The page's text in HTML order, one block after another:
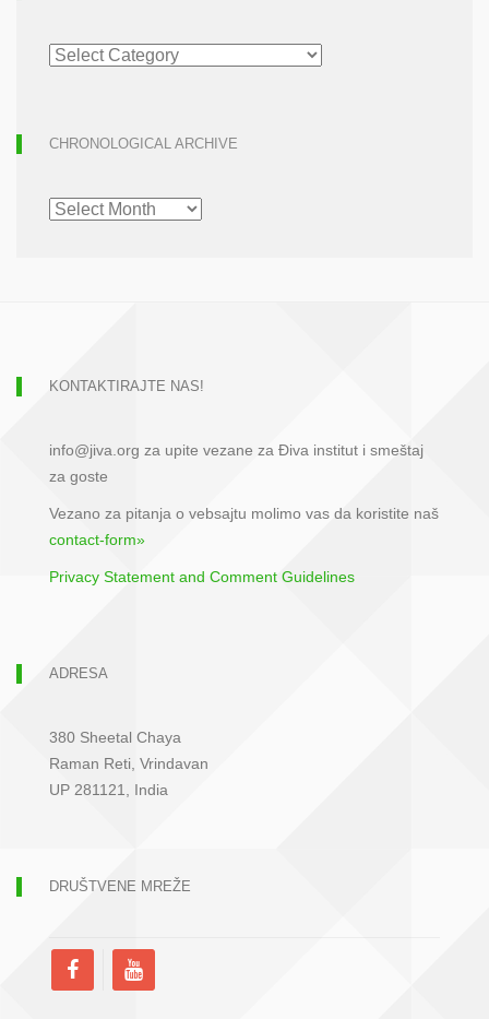
ARTICLE
ARCHIVE
CHRONOLOGICAL ARCHIVE
CHRONOLOGICAL
ARCHIVE
KONTAKTIRAJTE NAS!
info@jiva.org za upite vezane za Điva institut i smeštaj
za goste
Vezano za pitanja o vebsajtu molimo vas da koristite naš
contact-form»
Privacy Statement and Comment Guidelines
ADRESA
380 Sheetal Chaya
Raman Reti, Vrindavan
UP 281121, India
DRUŠTVENE MREŽE